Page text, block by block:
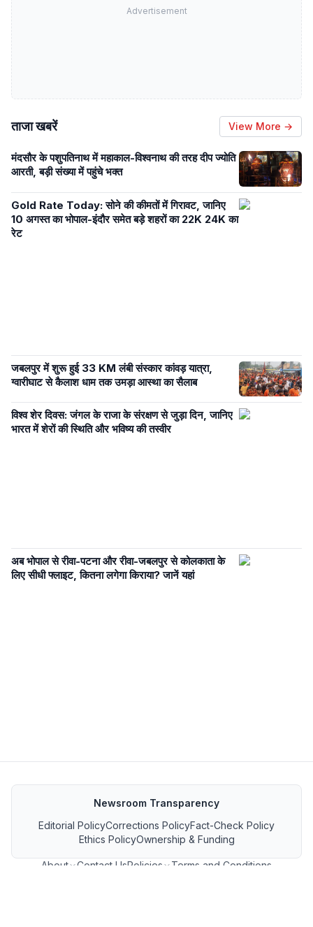
Advertisement
ताजा खबरें View More →
मंदसौर के पशुपतिनाथ में महाकाल-विश्वनाथ की तरह दीप ज्योति
आरती, बड़ी संख्या में पहुंचे भक्त
Gold Rate Today: सोने की कीमतों में गिरावट, जानिए
10 अगस्त का भोपाल-इंदौर समेत बड़े शहरों का 22K 24K का
रेट
जबलपुर में शुरू हुई 33 KM लंबी संस्कार कांवड़ यात्रा,
ग्वारीघाट से कैलाश धाम तक उमड़ा आस्था का सैलाब
विश्व शेर दिवस: जंगल के राजा के संरक्षण से जुड़ा दिन, जानिए
भारत में शेरों की स्थिति और भविष्य की तस्वीर
अब भोपाल से रीवा-पटना और रीवा-जबलपुर से कोलकाता के
लिए सीधी फ्लाइट, कितना लगेगा किराया? जानें यहां
Newsroom Transparency
Editorial PolicyCorrections PolicyFact-Check Policy
Ethics PolicyOwnership & Funding
About Contact UsPolicies
Terms and Conditions